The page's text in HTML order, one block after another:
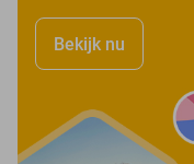
Bekijk nu